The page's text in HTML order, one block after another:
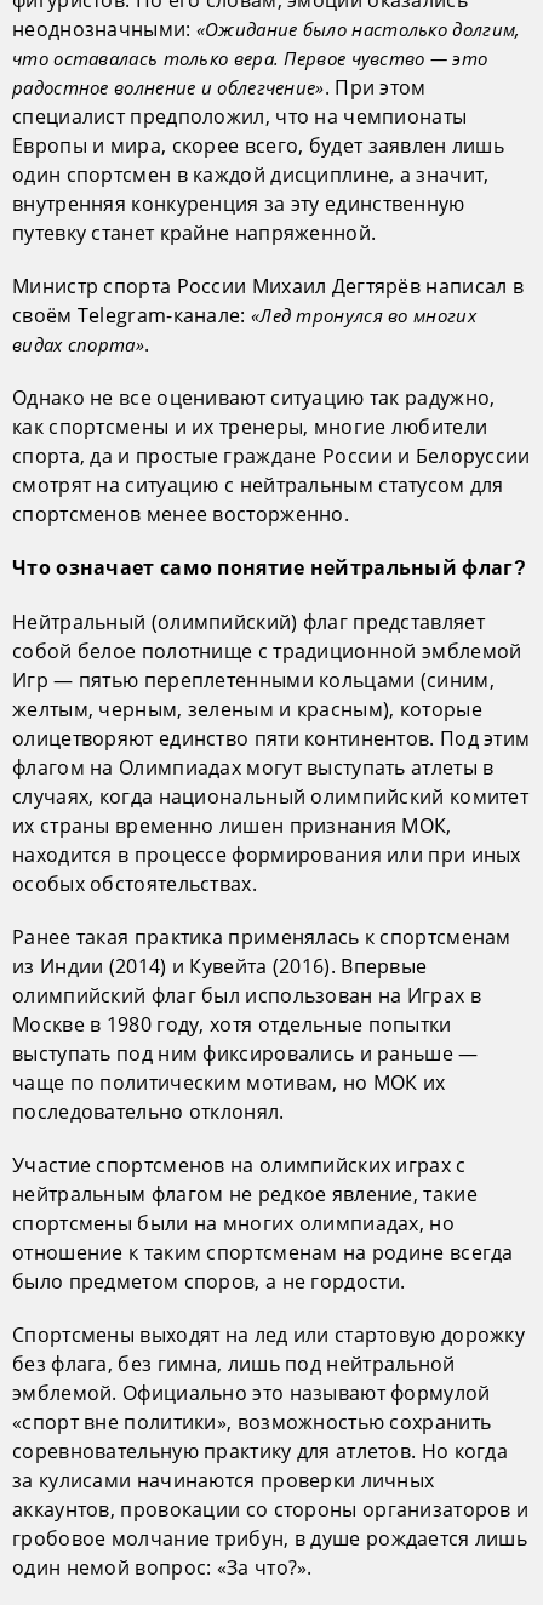
неоднозначными: «Ожидание было настолько долгим,
что оставалась только вера. Первое чувство — это
радостное волнение и облегчение». При этом
специалист предположил, что на чемпионаты
Европы и мира, скорее всего, будет заявлен лишь
один спортсмен в каждой дисциплине, а значит,
внутренняя конкуренция за эту единственную
путевку станет крайне напряженной.
Министр спорта России Михаил Дегтярёв написал в
своём Telegram-канале: «Лед тронулся во многих
видах спорта».
Однако не все оценивают ситуацию так радужно,
как спортсмены и их тренеры, многие любители
спорта, да и простые граждане России и Белоруссии
смотрят на ситуацию с нейтральным статусом для
спортсменов менее восторженно.
Что означает само понятие нейтральный флаг?
Нейтральный (олимпийский) флаг представляет
собой белое полотнище с традиционной эмблемой
Игр — пятью переплетенными кольцами (синим,
желтым, черным, зеленым и красным), которые
олицетворяют единство пяти континентов. Под этим
флагом на Олимпиадах могут выступать атлеты в
случаях, когда национальный олимпийский комитет
их страны временно лишен признания МОК,
находится в процессе формирования или при иных
особых обстоятельствах.
Ранее такая практика применялась к спортсменам
из Индии (2014) и Кувейта (2016). Впервые
олимпийский флаг был использован на Играх в
Москве в 1980 году, хотя отдельные попытки
выступать под ним фиксировались и раньше —
чаще по политическим мотивам, но МОК их
последовательно отклонял.
Участие спортсменов на олимпийских играх с
нейтральным флагом не редкое явление, такие
спортсмены были на многих олимпиадах, но
отношение к таким спортсменам на родине всегда
было предметом споров, а не гордости.
Спортсмены выходят на лед или стартовую дорожку
без флага, без гимна, лишь под нейтральной
эмблемой. Официально это называют формулой
«спорт вне политики», возможностью сохранить
соревновательную практику для атлетов. Но когда
за кулисами начинаются проверки личных
аккаунтов, провокации со стороны организаторов и
гробовое молчание трибун, в душе рождается лишь
один немой вопрос: «За что?».